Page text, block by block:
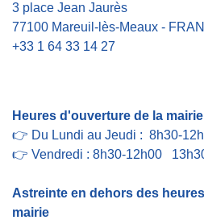
3 place Jean Jaurès
77100 Mareuil-lès-Meaux -
+33 1 64 33 14 27
Heures d'ouverture de la mairie
👉 Du Lundi au Jeudi : 8h30-
👉 Vendredi : 8h30-12h00
Astreinte en dehors des
mairie